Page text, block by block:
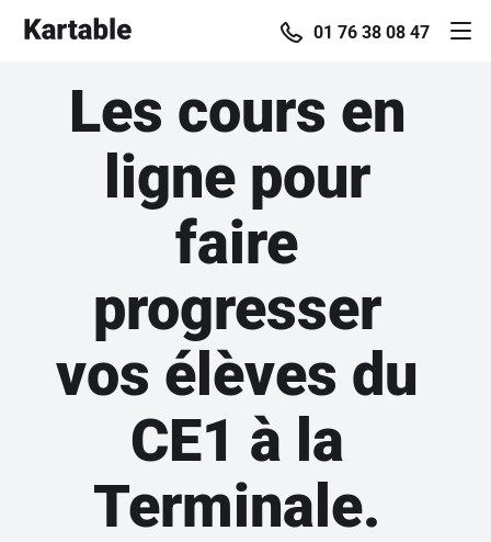
01 76 38 08 47
Les cours en
ligne pour
faire
progresser
vos élèves du
CE1 à la
Terminale.